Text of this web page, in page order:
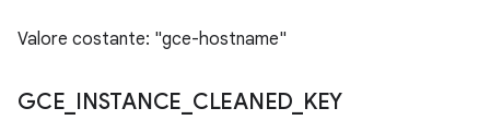
Valore costante: "gce-hostname"
GCE INSTANCE CLEANED KEY